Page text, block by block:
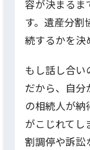
容が決まるま
す。遺産分割
続するかを決
もし話し合い
だから、自分
の相続人が納
がこじれてし
割調停や訴訟